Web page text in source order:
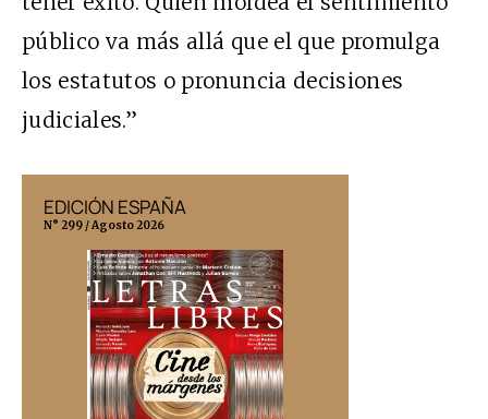
público va más allá que el que promulga
los estatutos o pronuncia decisiones
judiciales.”
EDICIÓN ESPAÑA
N° 299 / Agosto 2026